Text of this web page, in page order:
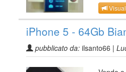
iPhone 5 - 64Gb
pubblicato da: ilsanto66 |